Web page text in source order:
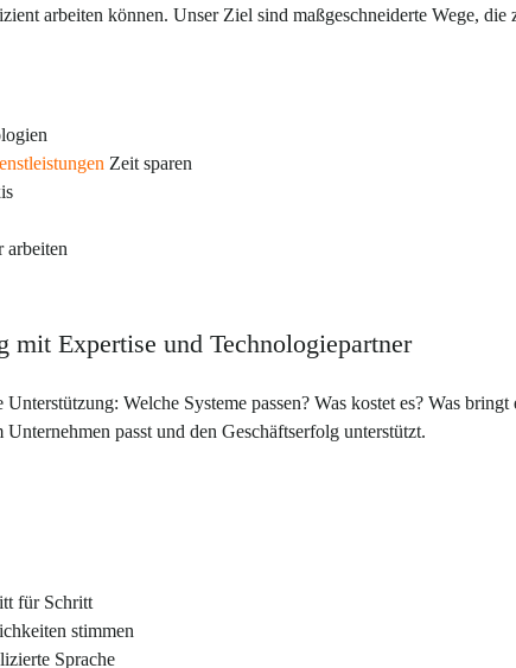
arbeiten können. Unser Ziel sind maßgeschneiderte Wege,
Zeit sparen
arbeiten
Expertise und Technologiepartner
Welche Systeme passen? Was kostet es? Was
passt und den Geschäftserfolg unterstützt.
für Schritt
stimmen
Sprache